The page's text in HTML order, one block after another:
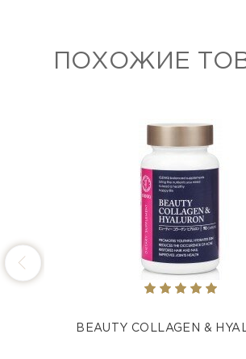
ПОХОЖИЕ
BEAUTY COLLAGEN &